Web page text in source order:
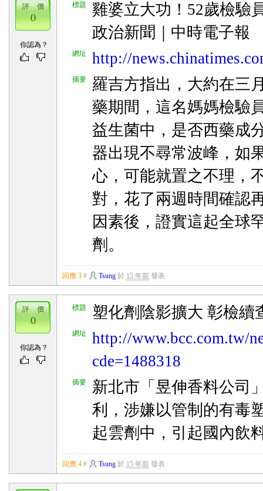
標題
雞婆立大功！52歲檢驗
政治新聞｜中時電子報
網址 http://
摘要
羅吉方指出，大約在三
藥期間，這名媽媽檢驗
益生菌中，是否西藥成
器出現不尋常波峰，如
心，可能就置之不理，
對，花了兩週時間確認
因素後，證實這起全球
劑。
評 價
0
你認為？
回應 3 # Tsung於 15 年前發表
標題 塑化劑陰影擴大 彰檢續
網址
http://www.bcc.com.tw/
cde=1488318
摘要
新北市「昱伸香料公司
利，涉嫌以管制的有毒
起雲劑中，引起國內飲
評 價
0
你認為？
回應 4 # Tsung於 15 年前發表